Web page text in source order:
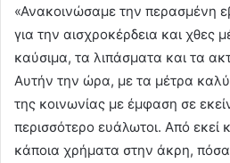
«Ανακοινώσαμε την περασμένη
για την αισχροκέρδεια και χθες
καύσιμα, τα λιπάσματα και τα
Αυτήν την ώρα, με τα μέτρα
της κοινωνίας με έμφαση σε
περισσότερο ευάλωτοι. Από εκεί
κάποια χρήματα στην άκρη,